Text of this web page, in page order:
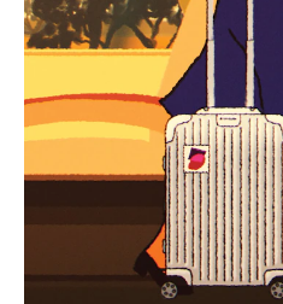
按
下
暂
点
击
按
钮
取
消
静